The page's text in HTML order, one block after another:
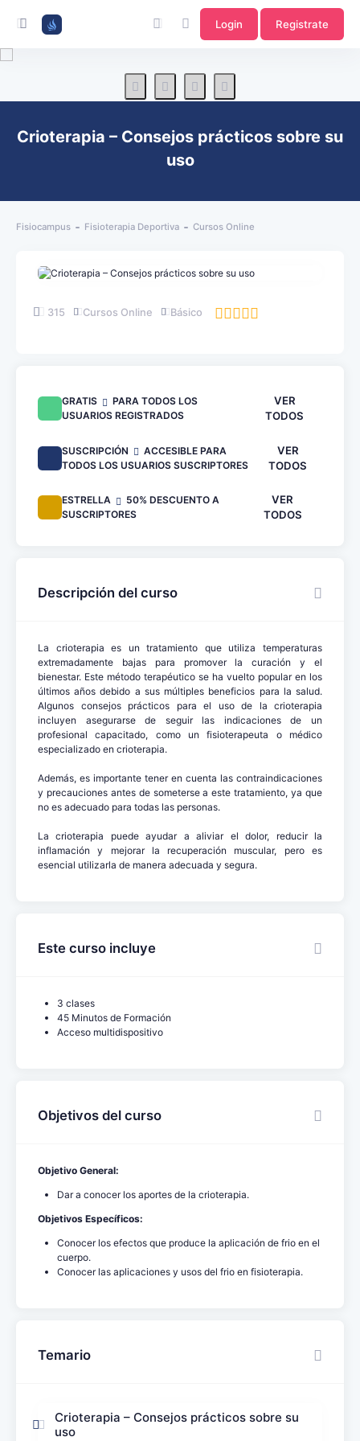
Login Registrate
Crioterapia – Consejos prácticos sobre su
uso
Fisiocampus Fisioterapia Deportiva Cursos Online
315 Cursos Online Básico
GRATIS
PARA TODOS LOS
USUARIOS REGISTRADOS
VER
TODOS
SUSCRIPCIÓN
ACCESIBLE PARA
TODOS LOS USUARIOS SUSCRIPTORES
VER
TODOS
ESTRELLA
50% DESCUENTO A
SUSCRIPTORES
VER
TODOS
Descripción del curso
La crioterapia es un tratamiento que utiliza temperaturas
extremadamente bajas para promover la curación y el
bienestar. Este método terapéutico se ha vuelto popular en los
últimos años debido a sus múltiples beneficios para la salud.
Algunos consejos prácticos para el uso de la crioterapia
incluyen asegurarse de seguir las indicaciones de un
profesional capacitado, como un fisioterapeuta o médico
especializado en crioterapia.
Además, es importante tener en cuenta las contraindicaciones
y precauciones antes de someterse a este tratamiento, ya que
no es adecuado para todas las personas.
La crioterapia puede ayudar a aliviar el dolor, reducir la
inflamación y mejorar la recuperación muscular, pero es
esencial utilizarla de manera adecuada y segura.
Este curso incluye
3 clases
45 Minutos de Formación
Acceso multidispositivo
Objetivos del curso
Objetivo General:
Dar a conocer los aportes de la crioterapia.
Objetivos Específicos:
Conocer los efectos que produce la aplicación de frio en el
cuerpo.
Conocer las aplicaciones y usos del frio en fisioterapia.
Temario
Crioterapia – Consejos prácticos sobre su
uso